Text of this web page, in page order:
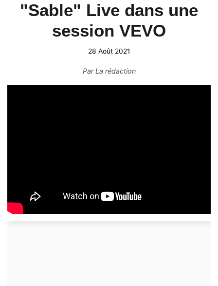
"Sable" Live dans une
session VEVO
28 Août 2021
ParLa rédaction